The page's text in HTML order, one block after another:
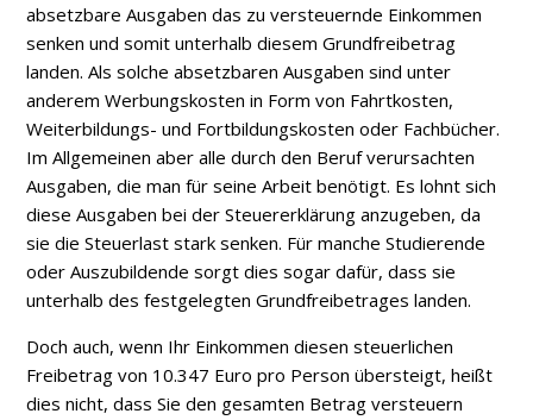
absetzbare Ausgaben das zu versteuernde Einkommen
senken und somit unterhalb diesem Grundfreibetrag
landen. Als solche absetzbaren Ausgaben sind unter
anderem Werbungskosten in Form von Fahrtkosten,
Weiterbildungs- und Fortbildungskosten oder Fachbücher.
Im Allgemeinen aber alle durch den Beruf verursachten
Ausgaben, die man für seine Arbeit benötigt. Es lohnt sich
diese Ausgaben bei der Steuererklärung anzugeben, da
sie die Steuerlast stark senken. Für manche Studierende
oder Auszubildende sorgt dies sogar dafür, dass sie
unterhalb des festgelegten Grundfreibetrages landen.
Doch auch, wenn Ihr Einkommen diesen steuerlichen
Freibetrag von 10.347 Euro pro Person übersteigt, heißt
dies nicht, dass Sie den gesamten Betrag versteuern